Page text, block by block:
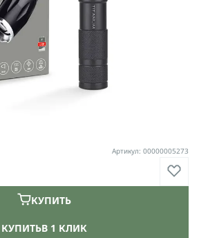
КУПИТЬВ 1 КЛИК
КУПИТЬ
Артикул: 00000005273